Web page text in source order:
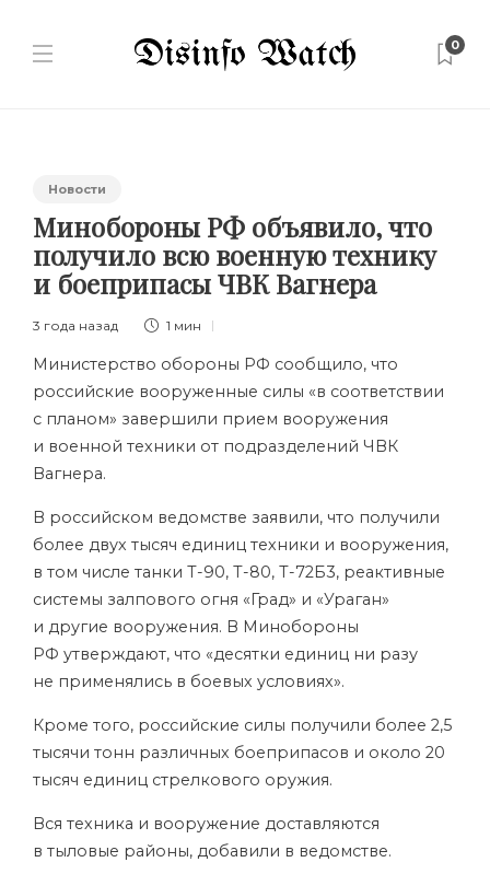
0
Новости
Минобороны РФ объявило, что
получило всю военную технику
и боеприпасы ЧВК Вагнера
3 года назад 1 мин
Министерство обороны РФ сообщило, что
российские вооруженные силы «в соответствии
с планом» завершили прием вооружения
и военной техники от подразделений ЧВК
Вагнера.
В российском ведомстве заявили, что получили
более двух тысяч единиц техники и вооружения,
в том числе танки Т-90, Т-80, Т-72Б3, реактивные
системы залпового огня «Град» и «Ураган»
и другие вооружения. В Минобороны
РФ утверждают, что «десятки единиц ни разу
не применялись в боевых условиях».
Кроме того, российские силы получили более 2,5
тысячи тонн различных боеприпасов и около 20
тысяч единиц стрелкового оружия.
Вся техника и вооружение доставляются
в тыловые районы, добавили в ведомстве.